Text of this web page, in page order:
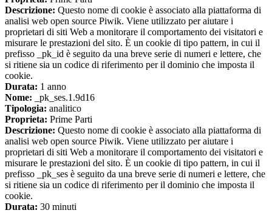
Descrizione: Questo nome di cookie è associato alla piattaforma di
analisi web open source Piwik. Viene utilizzato per aiutare i
proprietari di siti Web a monitorare il comportamento dei visitatori e
misurare le prestazioni del sito. È un cookie di tipo pattern, in cui il
prefisso _pk_id è seguito da una breve serie di numeri e lettere, che
si ritiene sia un codice di riferimento per il dominio che imposta il
cookie.
Durata: 1 anno
Nome: _pk_ses.1.9d16
Tipologia: analitico
Proprieta: Prime Parti
Descrizione: Questo nome di cookie è associato alla piattaforma di
analisi web open source Piwik. Viene utilizzato per aiutare i
proprietari di siti Web a monitorare il comportamento dei visitatori e
misurare le prestazioni del sito. È un cookie di tipo pattern, in cui il
prefisso _pk_ses è seguito da una breve serie di numeri e lettere, che
si ritiene sia un codice di riferimento per il dominio che imposta il
cookie.
Durata: 30 minuti